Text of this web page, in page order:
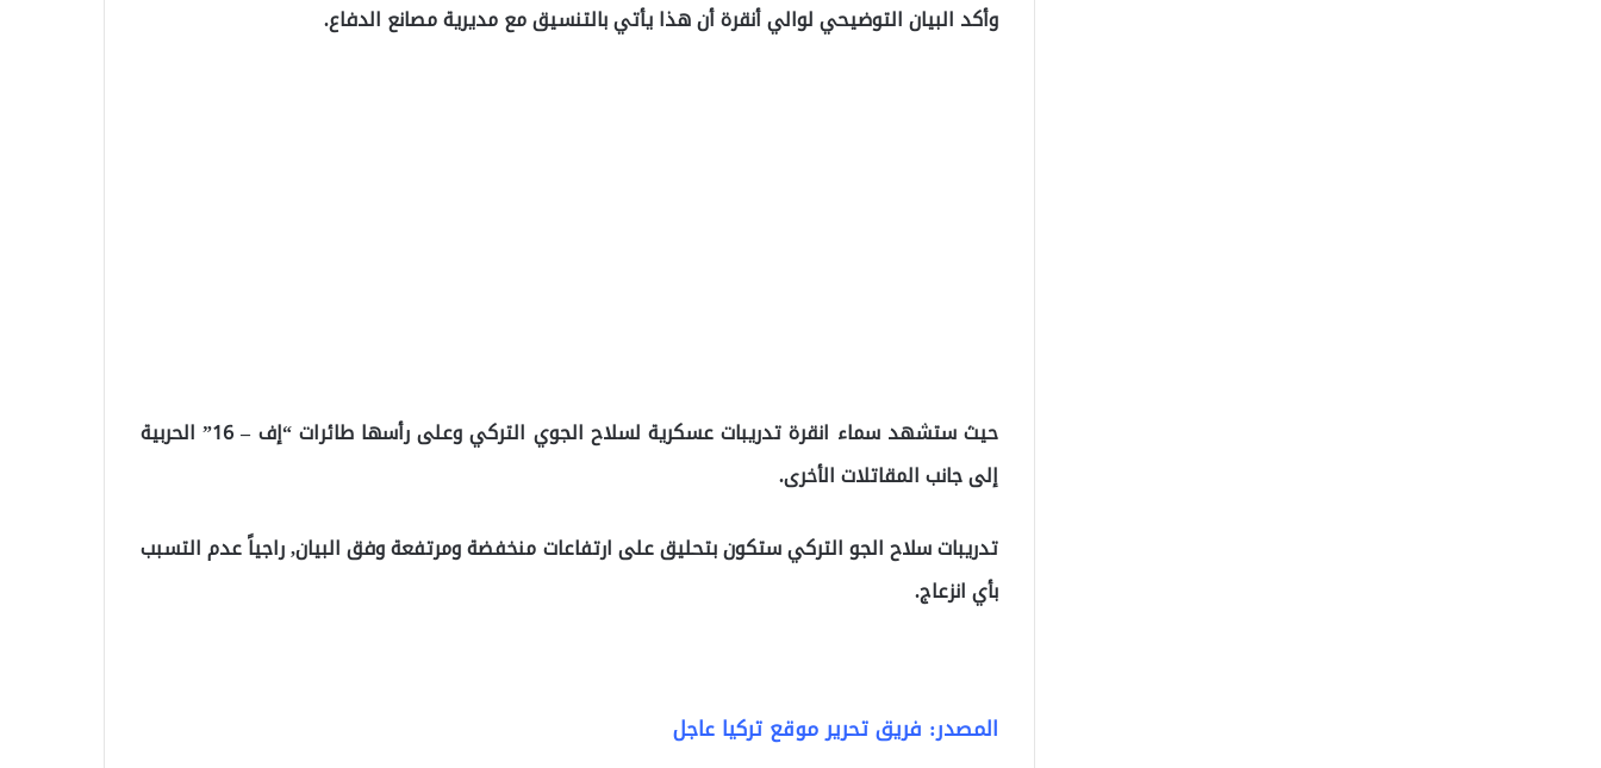
وأكد البيان التوضيحي لوالي أنقرة أن هذا يأتي بالتنسيق مع مديرية مصانع الدفاع.
حيث ستشهد سماء انقرة تدريبات عسكرية لسلاح الجوي التركي وعلى رأسها طائرات “إف – 16” الحربية
إلى جانب المقاتلات الأخرى.
تدريبات سلاح الجو التركي ستكون بتحليق على ارتفاعات منخفضة ومرتفعة وفق البيان, راجياً عدم التسبب
بأي انزعاج.
المصدر: فريق تحرير موقع تركيا عاجل